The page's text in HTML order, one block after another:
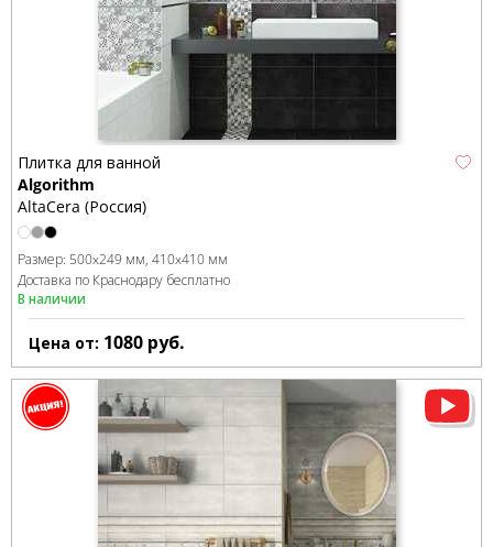
Плитка для ванной
Algorithm
AltaCera (Россия)
Размер: 500x249 мм 410x410 мм
Доставка по Краснодару бесплатно
В наличии
Цена от: 1080 руб.